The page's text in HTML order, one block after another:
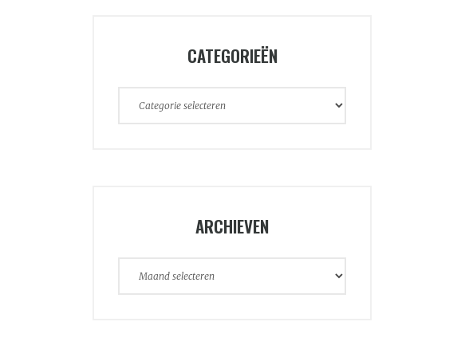
CATEGORIEËN
Categorieën
ARCHIEVEN
Archieven